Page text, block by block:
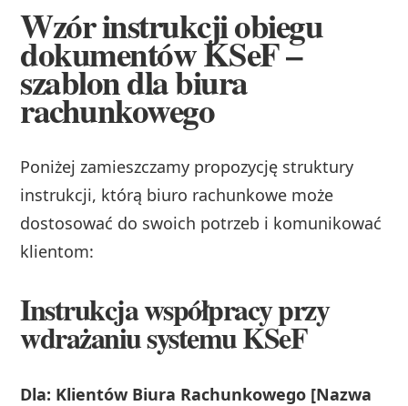
Wzór instrukcji obiegu
dokumentów KSeF –
szablon dla biura
rachunkowego
Poniżej zamieszczamy propozycję struktury
instrukcji, którą biuro rachunkowe może
dostosować do swoich potrzeb i komunikować
klientom:
Instrukcja współpracy przy
wdrażaniu systemu KSeF
Dla: Klientów Biura Rachunkowego [Nazwa